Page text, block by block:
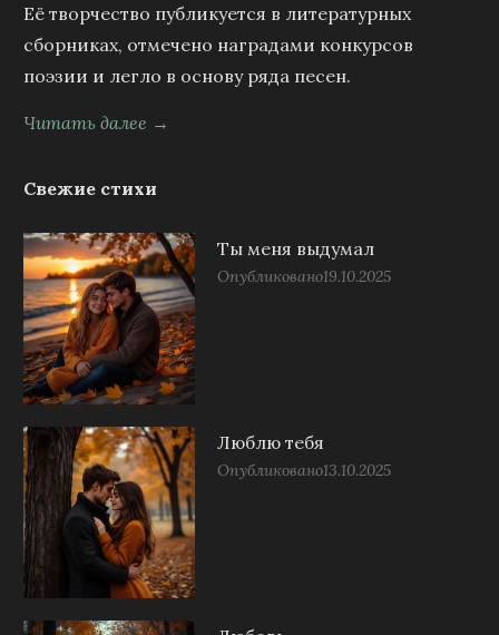
Её творчество публикуется в литературных
сборниках, отмечено наградами конкурсов
поэзии и легло в основу ряда песен.
Читать далее →
Свежие стихи
Ты меня выдумал
Опубликовано19.10.2025
Люблю тебя
Опубликовано13.10.2025